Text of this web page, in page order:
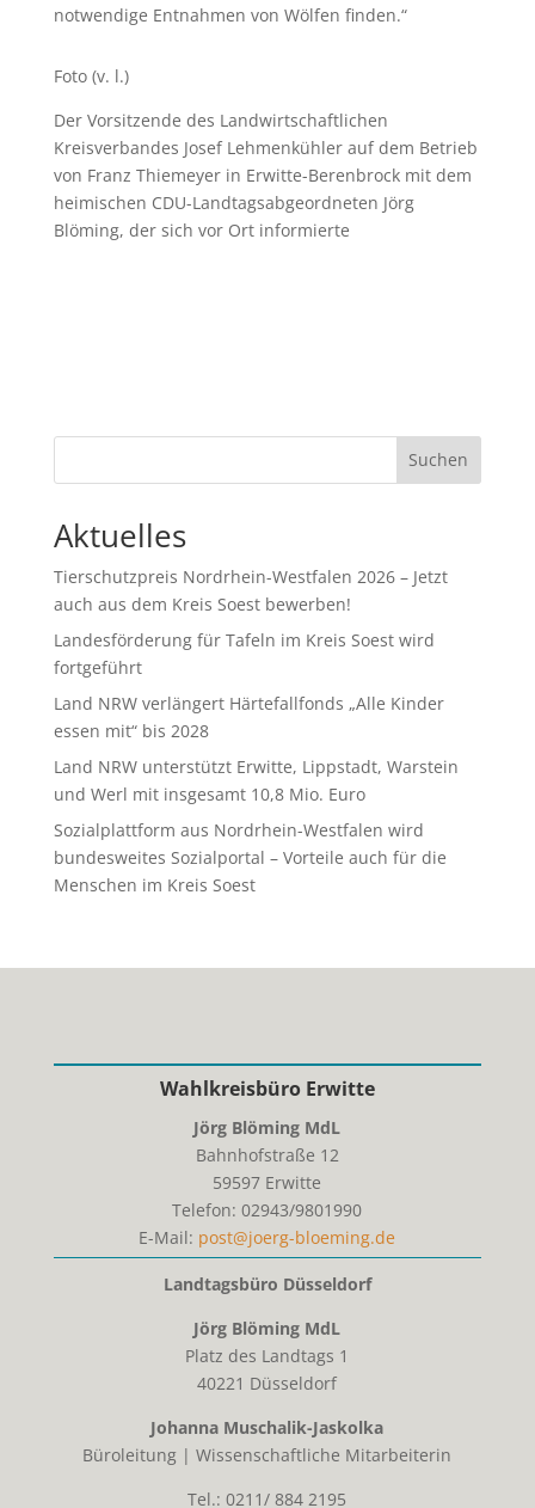
notwendige Entnahmen von Wölfen finden.“
Foto (v. l.)
Der Vorsitzende des Landwirtschaftlichen
Kreisverbandes Josef Lehmenkühler auf dem Betrieb
von Franz Thiemeyer in Erwitte-Berenbrock mit dem
heimischen CDU-Landtagsabgeordneten Jörg
Blöming, der sich vor Ort informierte
Suchen
Aktuelles
Tierschutzpreis Nordrhein-Westfalen 2026 – Jetzt
auch aus dem Kreis Soest bewerben!
Landesförderung für Tafeln im Kreis Soest wird
fortgeführt
Land NRW verlängert Härtefallfonds „Alle Kinder
essen mit“ bis 2028
Land NRW unterstützt Erwitte, Lippstadt, Warstein
und Werl mit insgesamt 10,8 Mio. Euro
Sozialplattform aus Nordrhein-Westfalen wird
bundesweites Sozialportal – Vorteile auch für die
Menschen im Kreis Soest
Wahlkreisbüro Erwitte
Jörg Blöming MdL
Bahnhofstraße 12
59597 Erwitte
Telefon: 02943/9801990
E-Mail: post@joerg-bloeming.de
Landtagsbüro Düsseldorf
Jörg Blöming MdL
Platz des Landtags 1
40221 Düsseldorf
Johanna Muschalik-Jaskolka
Büroleitung | Wissenschaftliche Mitarbeiterin
Tel.: 0211/ 884 2195